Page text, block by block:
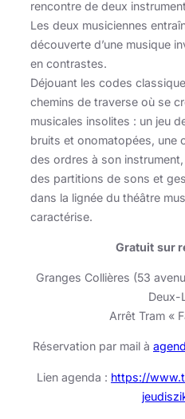
rencontre de deux
Les deux musiciennes
découverte d’une musique
en contrastes.
Déjouant les codes
chemins de traverse où se
musicales insolites : un jeu
bruits et onomatopées, une
des ordres à son
des partitions de sons et
dans la lignée du théâtre
caractérise.
Gratuit sur
Granges Collières (53
Deux-
Arrêt Tram «
Réservation par mail à
Lien agenda : https://